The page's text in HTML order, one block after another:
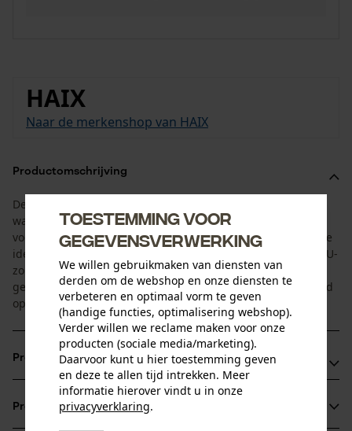
HAIX
Naar de merkenshop van HAIX
Productomschrijving
De al jaren beproefde combinatie van hoogwaardig
waterproof leer en Gore-Tex-membraan met de Micro-Dry-
voering maken de Haix zaagschoen in het KOX-design tot de
ideale koploper in de bosbouw. Met zijn gripvaste rubber-PU-
zolen, het diepe bergzoolprofiel en een anatomisch
gevormde stalen neus staat hij garant voor veilige zekerheid
op elk type terrein en bij alle weersomstandigheden.
Productvoordelen
Waterdicht en extra ademend dankzij Gore-Tex
Slipvast met bergprofiel
Productinformatie
Toestemming voor
gegevensverwerking
We willen gebruikmaken van diensten van
derden om de webshop en onze diensten te
verbeteren en optimaal vorm te geven
(handige functies, optimalisering webshop).
Verder willen we reclame maken voor onze
producten (sociale media/marketing).
Daarvoor kunt u hier toestemming geven
en deze te allen tijd intrekken. Meer
informatie hierover vindt u in onze
privacyverklaring.